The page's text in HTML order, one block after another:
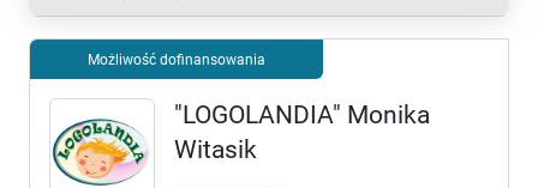
Możliwość dofinansowania
"LOGOLANDIA" Monika
Witasik